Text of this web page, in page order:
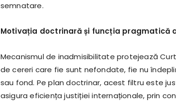
semnatare.
Motivația doctrinară și funcția pragmatică
Mecanismul de inadmisibilitate protejează
de cereri care fie sunt nefondate, fie nu
sau fond. Pe plan doctrinar, acest filtru este
asigura eficiența justiției internaționale, prin